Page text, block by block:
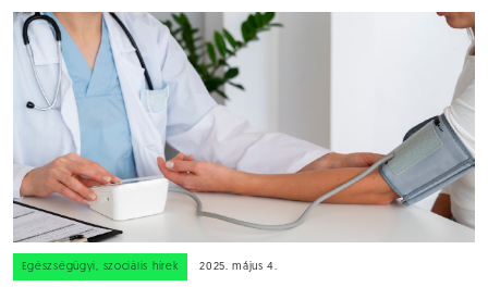
Egészségügyi, szociális hírek 2025. május 4.